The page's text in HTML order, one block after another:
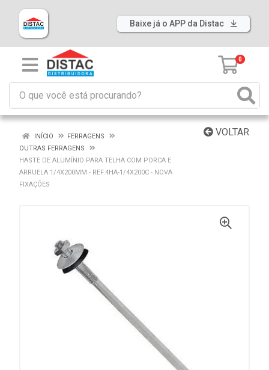
Baixe já o APP da Distac
0
VOLTAR
INÍCIO
FERRAGENS
OUTRAS FERRAGENS
HASTE DE ALUMÍNIO PARA TELHA COM PORCA E
ARRUELA 1/4X200MM - REF.4HA-1/4X200C - NOVA
FIXAÇÕES